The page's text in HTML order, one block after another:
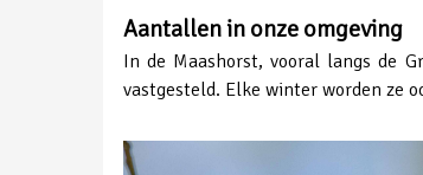
Aantallen in onze omgeving
In de Maashorst, vooral langs de
vastgesteld. Elke winter worden ze